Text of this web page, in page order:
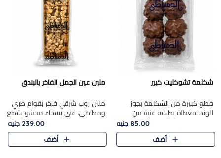
شكلمة تشوكليت كبير
قطع كبيرة من الشكلمة بجوز
الهند، مغطاة بطبقة غنية من
الشوكولاتة الفاخرة لتجمع بين
القوام الطري من الداخل مركز جوز
الهند المطاطي والمذاق الغن..
85.00 جنيه
أضف
ملبن عين الجمل الفاخر بالبندق
ملبن روب شرقي فاخر بقوام طري
ومطاطي، غني بسخاء محشو بقطع
عين الجمل والبندق المحمص التي
تضيف قرمشة مميزة مُرضية
ونكهة جوزية غنية في كل
239.00 جنيه
أضف